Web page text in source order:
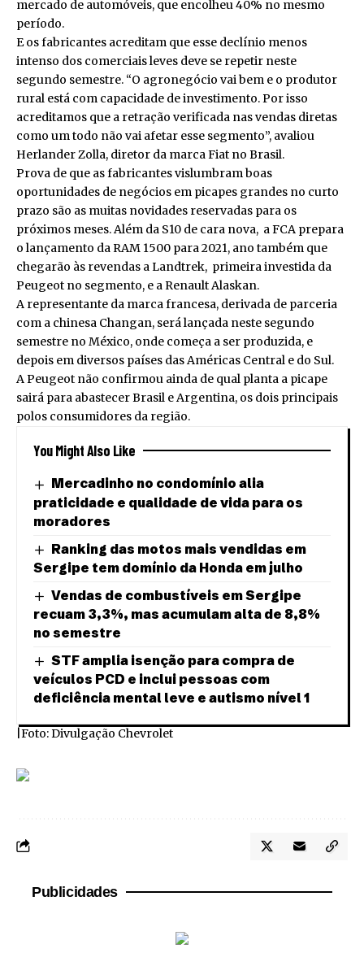
mercado de automóveis, que encolheu 40% no mesmo
período.
E os fabricantes acreditam que esse declínio menos
intenso dos comerciais leves deve se repetir neste
segundo semestre. “O agronegócio vai bem e o produtor
rural está com capacidade de investimento. Por isso
acreditamos que a retração verificada nas vendas diretas
como um todo não vai afetar esse segmento”, avaliou
Herlander Zolla, diretor da marca Fiat no Brasil.
Prova de que as fabricantes vislumbram boas
oportunidades de negócios em picapes grandes no curto
prazo são as muitas novidades reservadas para os
próximos meses. Além da S10 de cara nova, a FCA prepara
o lançamento da RAM 1500 para 2021, ano também que
chegarão às revendas a Landtrek, primeira investida da
Peugeot no segmento, e a Renault Alaskan.
A representante da marca francesa, derivada de parceria
com a chinesa Changan, será lançada neste segundo
semestre no México, onde começa a ser produzida, e
depois em diversos países das Américas Central e do Sul.
A Peugeot não confirmou ainda de qual planta a picape
sairá para abastecer Brasil e Argentina, os dois principais
polos consumidores da região.
You Might Also Like
Mercadinho no condomínio alia
praticidade e qualidade de vida para os
moradores
Ranking das motos mais vendidas em
Sergipe tem domínio da Honda em julho
Vendas de combustíveis em Sergipe
recuam 3,3%, mas acumulam alta de 8,8%
no semestre
STF amplia isenção para compra de
veículos PCD e inclui pessoas com
deficiência mental leve e autismo nível 1
|Foto: Divulgação Chevrolet
Publicidades